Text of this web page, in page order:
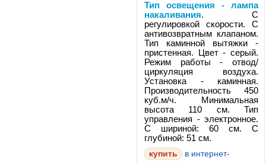
Тип освещения - лампа
накаливания. С
регулировкой скорости. С
антивозвратным клапаном.
Тип каминной вытяжки -
пристенная. Цвет - серый.
Режим работы - отвод/
циркуляция воздуха.
Установка - каминная.
Производительность 450
куб.м/ч. Минимальная
высота 110 см. Тип
управления - электронное.
С шириной: 60 см. С
глубиной: 51 см.
в интернет-